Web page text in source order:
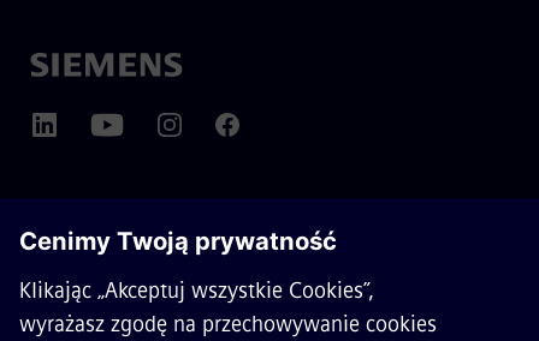
O SIEMENS MOBILITY